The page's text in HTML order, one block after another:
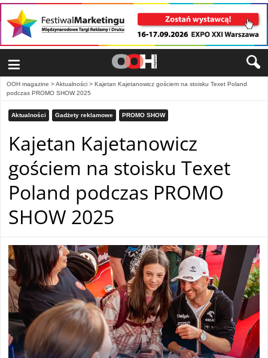
≡
OOH magazine >Aktualności > Kajetan Kajetanowicz gościem na stoisku Texet Poland
podczas PROMO SHOW 2025
Aktualności Gadżety reklamowe PROMO SHOW
Kajetan Kajetanowicz
gościem na stoisku Texet
Poland podczas PROMO
SHOW 2025